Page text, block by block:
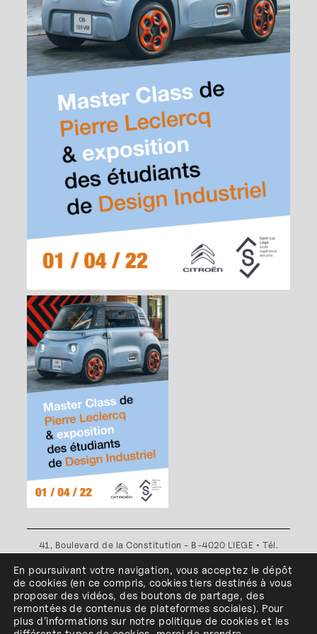
41, Boulevard de la Constitution - B-4020 LIEGE • Tél.
Plan d'accès•Politique de confidentialité•Politique de
cookies•Conditions générales
l'ESA Saint-Luc Liège est membre du
En poursuivant votre navigation, vous acceptez le dépôt
de cookies (en ce compris, cookiestiers destinés à vous
proposer des vidéos, des boutons de partage, des
remontées de contenus de plateformes sociales). Pour
plus d’informations sur notre politique de cookies et les